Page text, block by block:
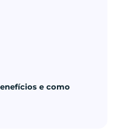
e como